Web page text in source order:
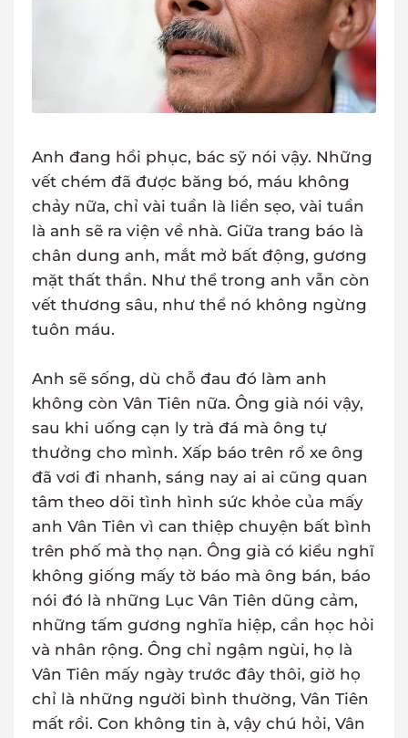
Anh đang hồi phục, bác sỹ nói vậy. Những
vết chém đã được băng bó, máu không
chảy nữa, chỉ vài tuần là liền sẹo, vài tuần
là anh sẽ ra viện về nhà. Giữa trang báo là
chân dung anh, mắt mở bất động, gương
mặt thất thần. Như thể trong anh vẫn còn
vết thương sâu, như thể nó không ngừng
tuôn máu.
Anh sẽ sống, dù chỗ đau đó làm anh
không còn Vân Tiên nữa. Ông già nói vậy,
sau khi uống cạn ly trà đá mà ông tự
thưởng cho mình. Xấp báo trên rổ xe ông
đã vơi đi nhanh, sáng nay ai ai cũng quan
tâm theo dõi tình hình sức khỏe của mấy
anh Vân Tiên vì can thiệp chuyện bất bình
trên phố mà thọ nạn. Ông già có kiểu nghĩ
không giống mấy tờ báo mà ông bán, báo
nói đó là những Lục Vân Tiên dũng cảm,
những tấm gương nghĩa hiệp, cần học hỏi
và nhân rộng. Ông chỉ ngậm ngùi, họ là
Vân Tiên mấy ngày trước đây thôi, giờ họ
chỉ là những người bình thường, Vân Tiên
mất rồi. Con không tin à, vậy chú hỏi, Vân